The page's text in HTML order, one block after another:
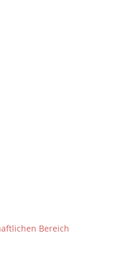
Bereich
neusten Stand und
Gymnasium Bamberg -
viel